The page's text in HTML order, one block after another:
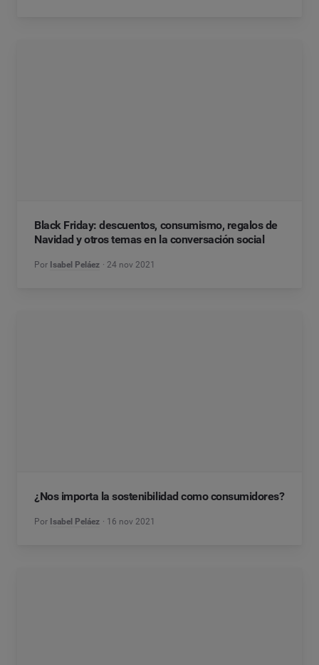
Black Friday: descuentos, consumismo, regalos de
Navidad y otros temas en la conversación social
Por Isabel Peláez 24 nov 2021
¿Nos importa la sostenibilidad como consumidores?
Por Isabel Peláez 16 nov 2021